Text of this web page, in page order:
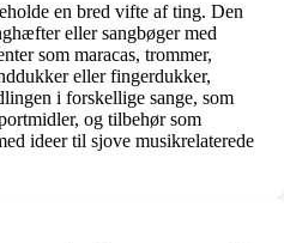
en bred vifte af ting. Den
eller sangbøger med
som maracas, trommer,
eller fingerdukker,
i forskellige sange, som
og tilbehør som
ideer til sjove musikrelaterede